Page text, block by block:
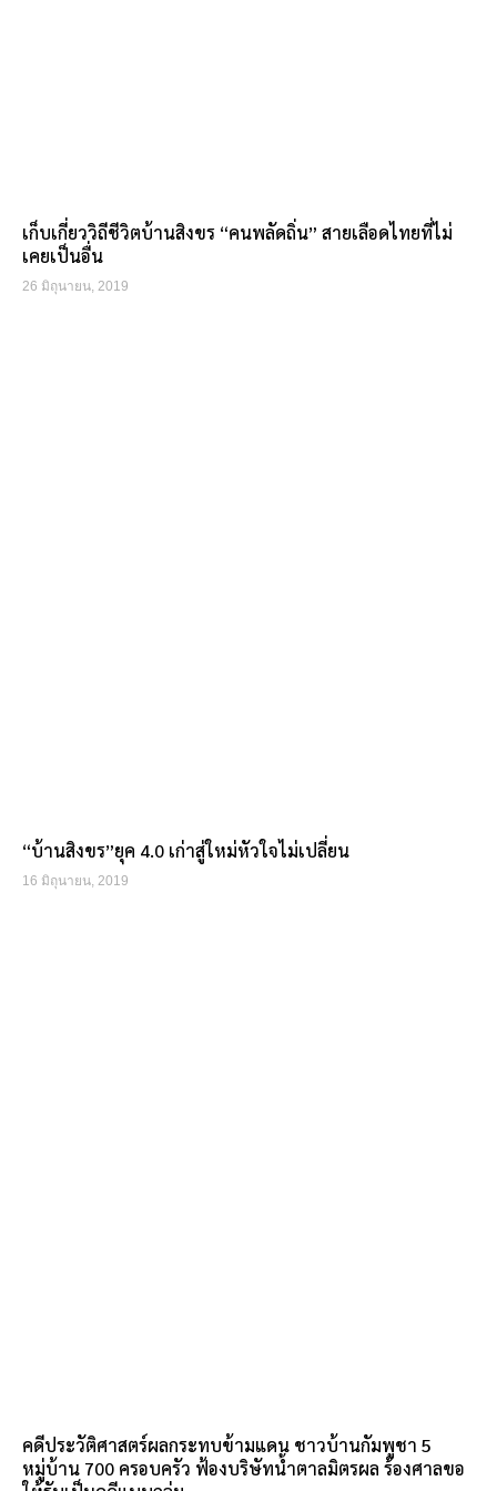
เก็บเกี่ยววิถีชีวิตบ้านสิงขร “คนพลัดถิ่น” สายเลือดไทยที่ไม่
เคยเป็นอื่น
26 มิถุนายน, 2019
“บ้านสิงขร”ยุค 4.0 เก่าสู่ใหม่หัวใจไม่เปลี่ยน
16 มิถุนายน, 2019
คดีประวัติศาสตร์ผลกระทบข้ามแดน ชาวบ้านกัมพูชา 5
หมู่บ้าน 700 ครอบครัว ฟ้องบริษัทน้ำตาลมิตรผล ร้องศาลขอ